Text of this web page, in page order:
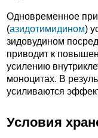
Одновременное
(азидотимидином)
зидовудином
приводит к
усилению
моноцитах. В
усиливаются
Условия